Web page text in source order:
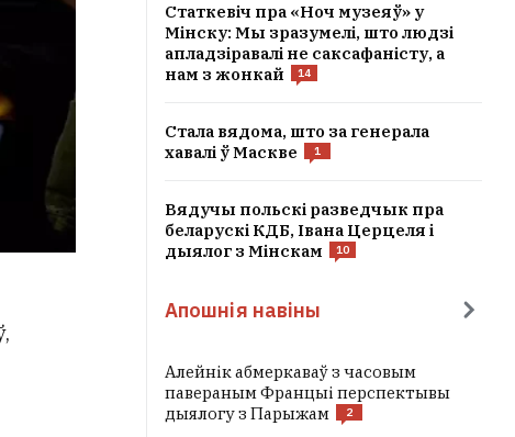
Статкевіч пра «Ноч музеяў» у
Мінску: Мы зразумелі, што людзі
апладзіравалі не саксафаністу, а
нам з жонкай
14
Стала вядома, што за генерала
хавалі ў Маскве
1
Вядучы польскі разведчык пра
беларускі КДБ, Івана Церцеля і
дыялог з Мінскам
10
Апошнія навіны
Алейнік абмеркаваў з часовым
павераным Францыі перспектывы
дыялогу з Парыжам
2